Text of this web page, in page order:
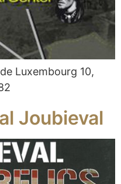
Luxembourg 10,
Joubieval